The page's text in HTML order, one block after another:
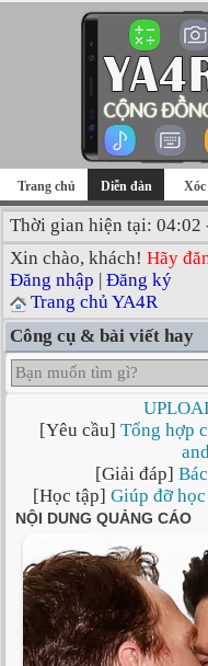
Trang chủ Diễn đàn
Thời gian hiện tại: 04:02
Xin chào, khách! Hãy
Đăng nhập | Đăng ký
Trang chủ YA4R
Công cụ & bài viết hay
[Yêu cầu] Tổng hợp
[Giải đáp]
[Học tập] Giúp đỡ